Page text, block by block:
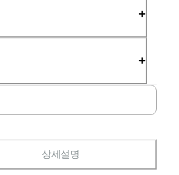
상세설명